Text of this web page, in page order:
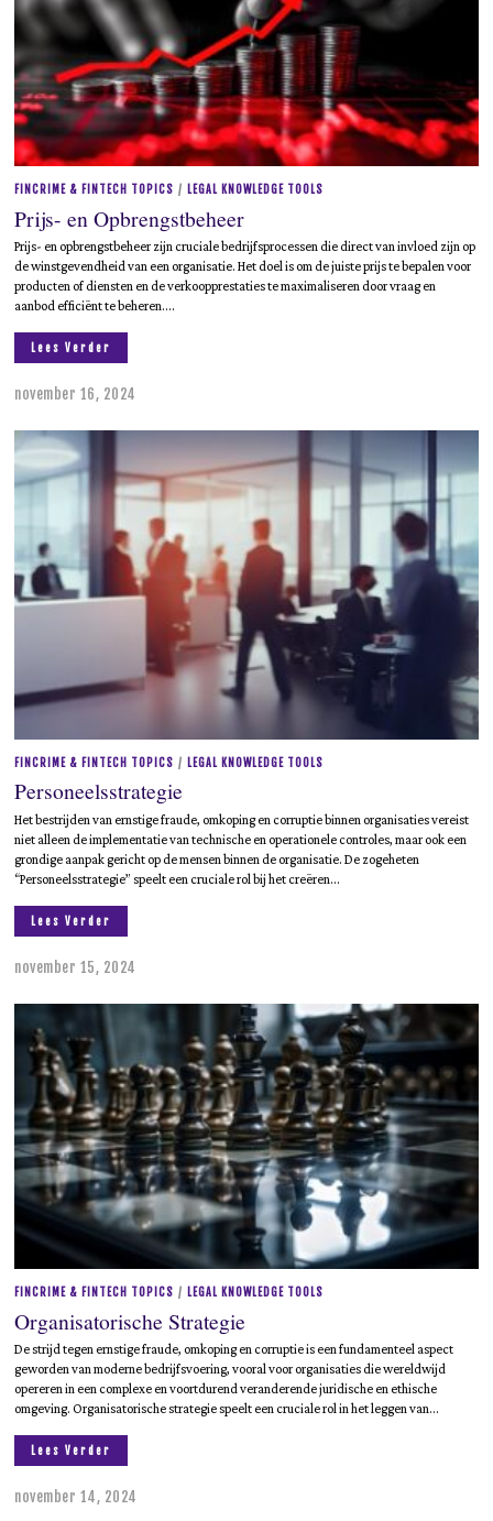
5
FINCRIME & FINTECH TOPICS / LEGAL KNOWLEDGE TOOLS
Prijs- en Opbrengstbeheer
Prijs- en opbrengstbeheer zijn cruciale bedrijfsprocessen die direct van invloed zijn op
de winstgevendheid van een organisatie. Het doel is om de juiste prijs te bepalen voor
producten of diensten en de verkoopprestaties te maximaliseren door vraag en
aanbod efficiënt te beheren.…
Lees Verder
november 16, 2024
i
9
,
2
5
FINCRIME & FINTECH TOPICS / LEGAL KNOWLEDGE TOOLS
Personeelsstrategie
Het bestrijden van ernstige fraude, omkoping en corruptie binnen organisaties vereist
niet alleen de implementatie van technische en operationele controles, maar ook een
grondige aanpak gericht op de mensen binnen de organisatie. De zogeheten
“Personeelsstrategie” speelt een cruciale rol bij het creëren…
Lees Verder
november 15, 2024
i
,
2
0
2
5
FINCRIME & FINTECH TOPICS / LEGAL KNOWLEDGE TOOLS
Organisatorische Strategie
De strijd tegen ernstige fraude, omkoping en corruptie is een fundamenteel aspect
geworden van moderne bedrijfsvoering, vooral voor organisaties die wereldwijd
opereren in een complexe en voortdurend veranderende juridische en ethische
omgeving. Organisatorische strategie speelt een cruciale rol in het leggen van…
Lees Verder
november 14, 2024